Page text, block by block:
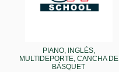
PIANO, INGLÉS,
MULTIDEPORTE, CANCHA DE
BÁSQUET